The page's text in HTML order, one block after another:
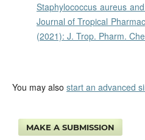
Staphylococcus aureus
Journal of Tropical
(2021): J. Trop. Pharm.
You may also start an advanced
MAKE A SUBMISSION